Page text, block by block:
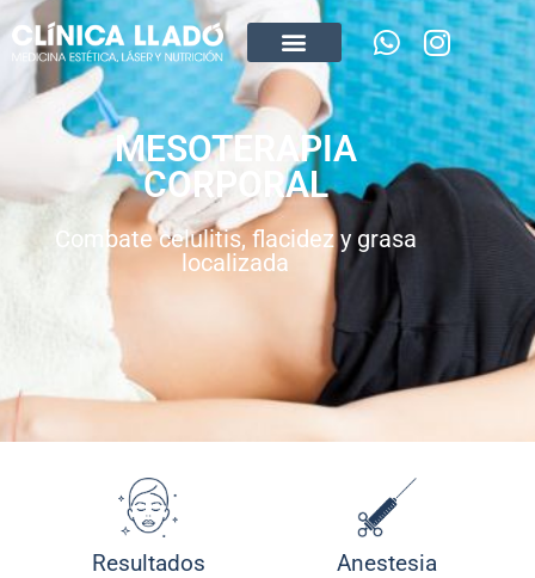
MESOTERAPIA
CORPORAL
Combate celulitis, flacidez y grasa
localizada
Resultados Anestesia